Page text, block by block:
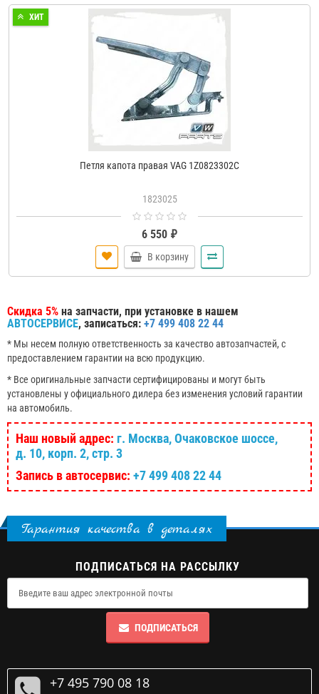
ХИТ
Петля капота правая VAG 1Z0823302C
1823025
6 550 ₽
В корзину
Скидка 5% на запчасти, при установке в нашем
АВТОСЕРВИСЕ, записаться: +7 499 408 22 44
* Мы несем полную ответственность за качество автозапчастей, с
предоставлением гарантии на всю продукцию.
* Все оригинальные запчасти сертифицированы и могут быть
установлены у официального дилера без изменения условий гарантии
на автомобиль.
Наш новый адрес: г. Москва, Очаковское шоссе,
д. 10, корп. 2, стр. 3
Запись в автосервис: +7 499 408 22 44
Гарантия качества в деталях
ПОДПИСАТЬСЯ НА РАССЫЛКУ
ПОДПИСАТЬСЯ
+7 495 790 08 18